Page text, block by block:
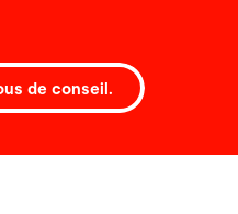
de conseil.